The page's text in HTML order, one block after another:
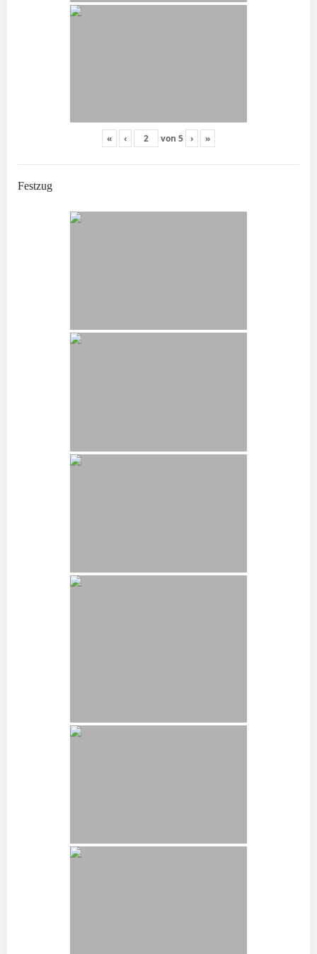
« ‹ von 5 › »
Festzug